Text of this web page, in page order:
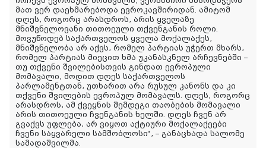
მათ ვერ დაეხმარებოდა ევროკავშირიდან. ამიტომ
დღეს, როგორც არასდროს, არის ყველაზე
მნიშვნელოვანი თითოეული თქვენგანის როლი.
მოვუწოდებ საქართველოს ყველა მოქალაქეს,
მნიშვნელობა არ აქვს, რომელ პარტიას უჭერთ მხარს,
რომელ პარტიას მიეცით ხმა უკანასკნელ არჩევნებში –
თუ თქვენი შვილებისთვის გინდათ ევროპული
მომავალი, მოდით დღეს საქართველოს
პარლამენტთან, უთხარით არა რუსულ კანონს და კი
თქვენი შვილების ევროპულ მომავალს. დღეს, როგორც
არასდროს, ამ ქვეყნის შემდეგი თაობების მომავალი
არის თითოეული ჩვენგანის ხელში. დღეს ჩვენ არ
გვაქვს უფლება, არ ვიყოთ აქტიური მოქალაქეები
ჩვენი საყვარელი სამშობლოსი“, – განაცხადა სალომე
სამადაშვილმა.